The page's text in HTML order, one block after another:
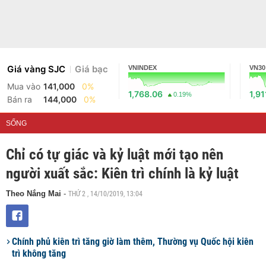
Giá vàng SJC Giá bạc
Mua vào 141,000
0%
Bán ra
144,000 0%
VNINDEX
1,768.06 0.19%
VN30
SỐNG
Chỉ có tự giác và kỷ luật mới tạo nên
người xuất sắc: Kiên trì chính là kỷ luật
Theo Nắng Mai - THỨ 2 , 14/10/2019, 13:04
Chính phủ kiên trì tăng giờ làm thêm, Thường vụ Quốc hội kiên
trì không tăng